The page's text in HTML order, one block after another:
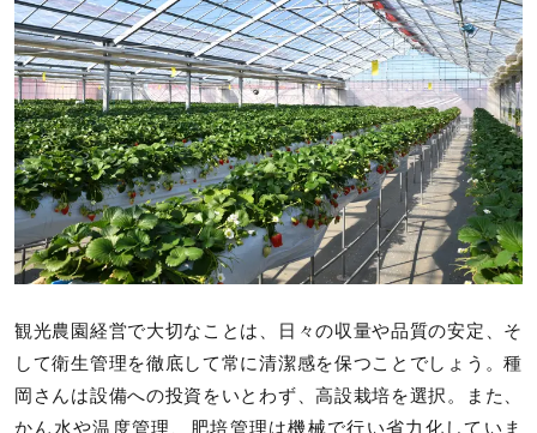
観光農園経営で大切なことは、日々の収量や品質の安定、そ
して衛生管理を徹底して常に清潔感を保つことでしょう。種
岡さんは設備への投資をいとわず、高設栽培を選択。また、
かん水や温度管理、肥培管理は機械で行い省力化していま